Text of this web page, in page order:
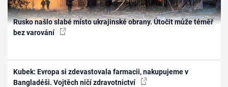
Rusko našlo slabé místo ukrajinské obrany. Útočit může téměř
bez varování
Kubek: Evropa si zdevastovala farmacii, nakupujeme v
Bangladéši. Vojtěch ničí zdravotnictví